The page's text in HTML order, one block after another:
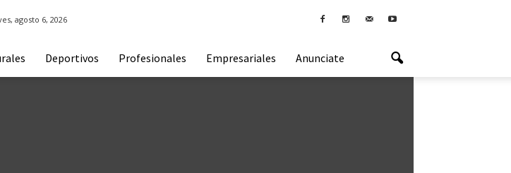
agosto 6, 2026
Deportivos Profesionales Empresariales Anunciate